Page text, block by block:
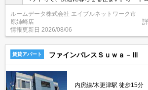
防犯カメラでセキュリティも万全です。追い
ゆったりリラックスでき、室内物干しで天候
ムーズ。ウォークインクローゼットや宅配ボ
ト接続など、ライフスタイルに寄り添う便利
す。
ルームデータ株式会社 エイブルネットワーク市
原姉崎店
情報更新日 2026/08/06
賃貸アパート ファインパレスＳｕｗａ－Ⅲ
内房線/木更津駅 徒歩15分